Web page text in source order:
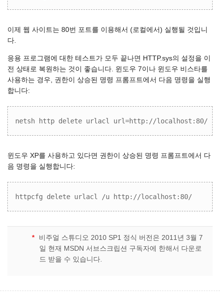
이제 웹 사이트는 80번 포트를 이용해서 (로컬에서) 실행될 것입니
다.
응용 프로그램에 대한 테스트가 모두 끝나면 HTTP.sys의 설정을 이
전 상태로 복원하는 것이 좋습니다. 윈도우 7이나 윈도우 비스타를
사용하는 경우, 권한이 상승된 명령 프롬프트에서 다음 명령을 실행
합니다:
netsh http delete urlacl url=http://localhost:80/
윈도우 XP를 사용하고 있다면 권한이 상승된 명령 프롬프트에서 다
음 명령을 실행합니다:
httpcfg delete urlacl /u http://localhost:80/
*
비주얼 스튜디오 2010 SP1 정식 버전은 2011년 3월 7
일 현재 MSDN 서브스크립션 구독자에 한해서 다운로
드 받을 수 있습니다.